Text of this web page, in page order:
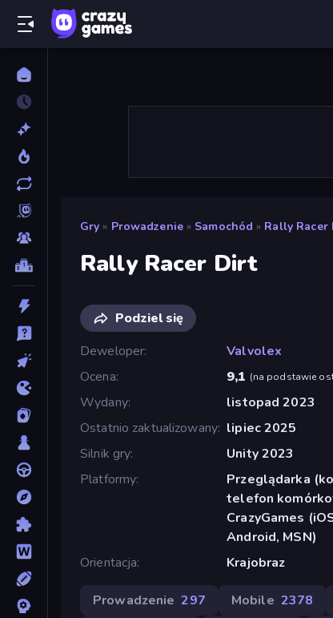
Gry » Prowadzenie » Samochód » Rally Racer
Rally Racer Dirt
Podziel się
Deweloper
Valvolex
Ocena
9,1 (na podstawie
Wydany
listopad 2023
Ostatnio zaktualizowany lipiec 2025
Silnik gry
Unity 2023
Platformy
Przeglądarka
telefon
CrazyGames
Android, MSN)
Orientacja
Krajobraz
Prowadzenie 297 Mobile 2378